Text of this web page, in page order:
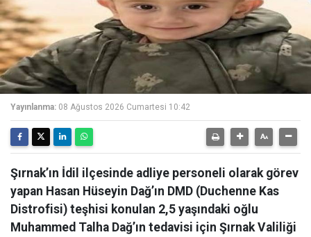
Yayınlanma: 08 Ağustos 2026 Cumartesi 10:42
Şırnak’ın İdil ilçesinde adliye personeli olarak görev
yapan Hasan Hüseyin Dağ’ın DMD (Duchenne Kas
Distrofisi) teşhisi konulan 2,5 yaşındaki oğlu
Muhammed Talha Dağ’ın tedavisi için Şırnak Valiliği